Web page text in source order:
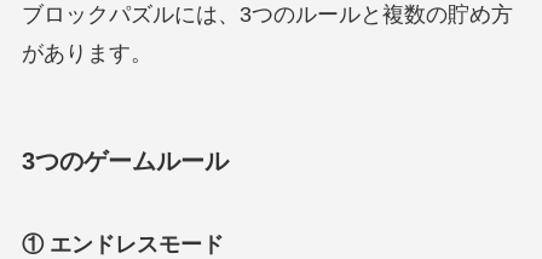
ブロックパズルには、3つのルールと複数の貯め方
があります。
3つのゲームルール
① エンドレスモード